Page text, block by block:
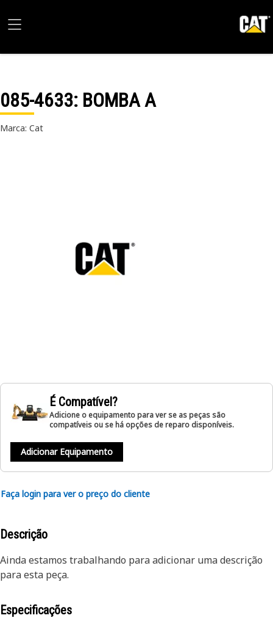
085-4633: BOMBA A
Marca: Cat
É Compatível?
Adicione o equipamento para ver se as peças são
compatíveis ou se há opções de reparo disponíveis.
Adicionar Equipamento
Faça login para ver o preço do cliente
Descrição
Ainda estamos trabalhando para adicionar uma descrição
para esta peça.
Especificações